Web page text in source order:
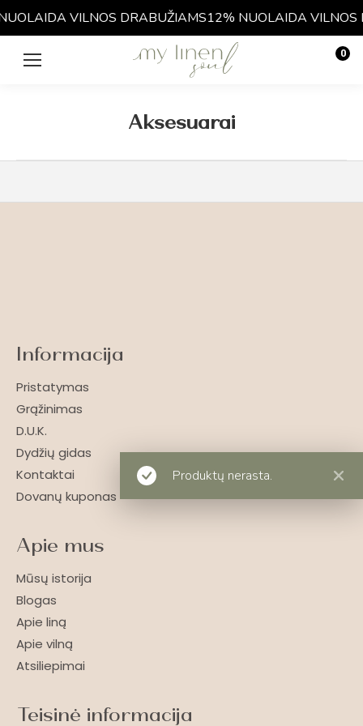
VILNOS DRABUŽIAMS12% NUOLAIDA VILNOS
0
Aksesuarai
Produktų nerasta.
Informacija
Pristatymas
Grąžinimas
D.U.K.
Dydžių gidas
Kontaktai
Dovanų kuponas
Apie mus
Mūsų istorija
Blogas
Apie liną
Apie vilną
Atsiliepimai
Teisinė informacija